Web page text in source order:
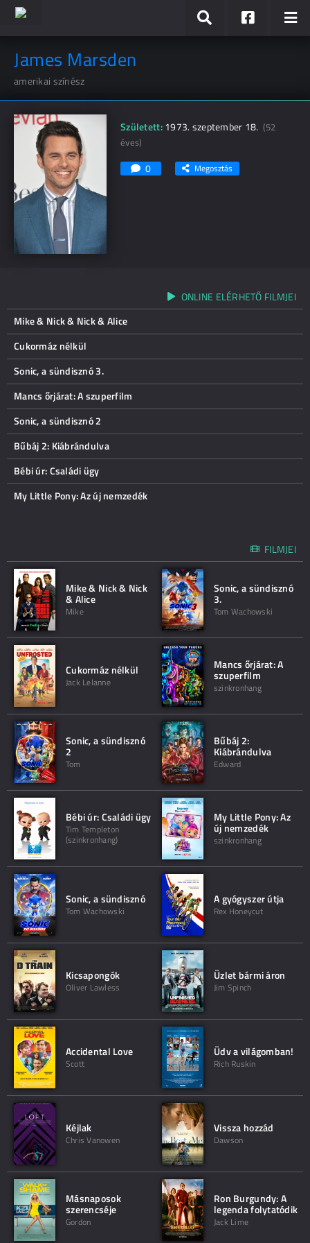
James Marsden
amerikai színész
Született:1973. szeptember 18.(52
éves)
0 Megosztás
ONLINE ELÉRHETŐ FILMJEI
Mike & Nick & Nick & Alice
Cukormáz nélkül
Sonic, a sündisznó 3.
Mancs őrjárat: A szuperfilm
Sonic, a sündisznó 2
Bűbáj 2: Kiábrándulva
Bébi úr: Családi ügy
My Little Pony: Az új nemzedék
FILMJEI
Mike & Nick & Nick
& Alice
Mike
Sonic, a sündisznó
3.
Tom Wachowski
Cukormáz nélkül
Jack Lelanne
Mancs őrjárat: A
szuperfilm
szinkronhang
Sonic, a sündisznó
2
Tom
Bűbáj 2:
Kiábrándulva
Edward
Bébi úr: Családi ügy
Tim Templeton
(szinkronhang)
My Little Pony: Az
új nemzedék
szinkronhang
Sonic, a sündisznó
Tom Wachowski
A gyógyszer útja
Rex Honeycut
Kicsapongók
Oliver Lawless
Üzlet bármi áron
Jim Spinch
Accidental Love
Scott
Üdv a világomban!
Rich Ruskin
Kéjlak
Chris Vanowen
Vissza hozzád
Dawson
Másnaposok
szerencséje
Gordon
Ron Burgundy: A
legenda folytatódik
Jack Lime